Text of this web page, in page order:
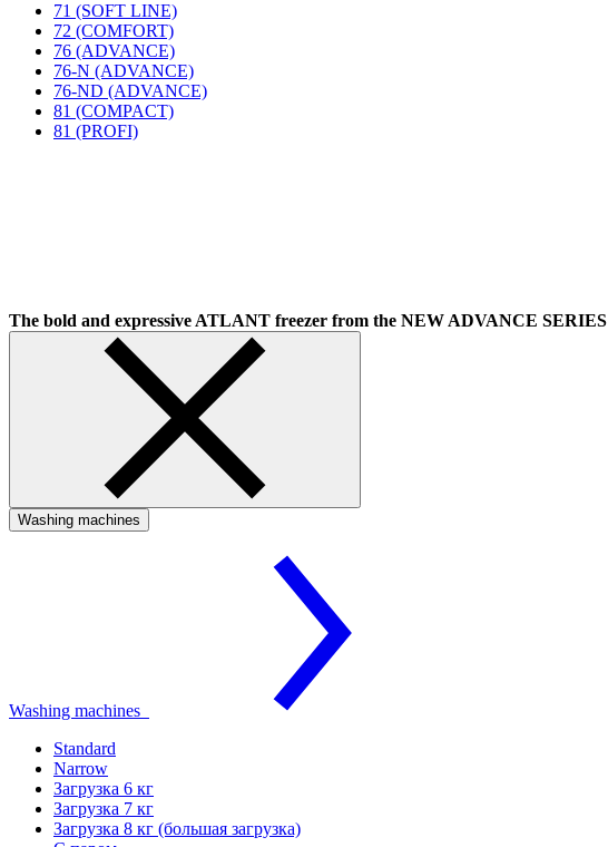
71 (SOFT LINE)
72 (COMFORT)
76 (ADVANCE)
76-N (ADVANCE)
76-ND (ADVANCE)
81 (COMPACT)
81 (PROFI)
The bold and expressive ATLANT freezer from the NEW ADVANCE SERIES
Washing machines
Washing machines
Standard
Narrow
Загрузка 6 кг
Загрузка 7 кг
Загрузка 8 кг (большая загрузка)